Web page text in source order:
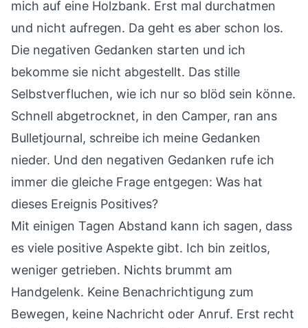
mich auf eine Holzbank. Erst mal durchatmen
und nicht aufregen. Da geht es aber schon los.
Die negativen Gedanken starten und ich
bekomme sie nicht abgestellt. Das stille
Selbstverfluchen, wie ich nur so blöd sein könne.
Schnell abgetrocknet, in den Camper, ran ans
Bulletjournal, schreibe ich meine Gedanken
nieder. Und den negativen Gedanken rufe ich
immer die gleiche Frage entgegen: Was hat
dieses Ereignis Positives?
Mit einigen Tagen Abstand kann ich sagen, dass
es viele positive Aspekte gibt. Ich bin zeitlos,
weniger getrieben. Nichts brummt am
Handgelenk. Keine Benachrichtigung zum
Bewegen, keine Nachricht oder Anruf. Erst recht